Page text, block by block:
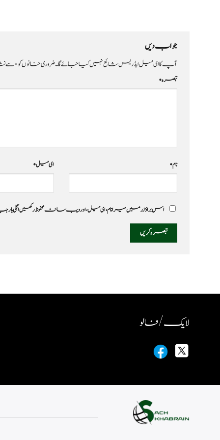
جواب دیں
آپ کا ای میل ایڈریس شائع نہیں کیا جائے گا۔ضروری خانوں کو*سے
تبصرہ*
نام* ای میل*
اس براؤزر میں میرا نام، ای میل، اور ویب سائٹ محفوظ رکھیں اگلی
لایک / فالو